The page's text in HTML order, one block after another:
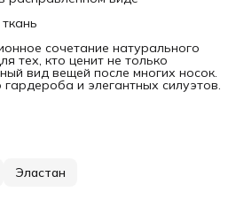
сочетание натурального
тех, кто ценит не только
вид вещей после многих носок.
и элегантных силуэтов.
Эластан